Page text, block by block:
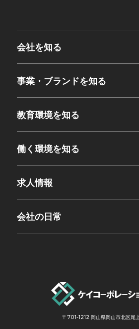
会社を知る
事業・ブランドを知る
教育環境を知る
働く環境を知る
求人情報
会社の日常
〒701-1212 岡山県岡山市北区